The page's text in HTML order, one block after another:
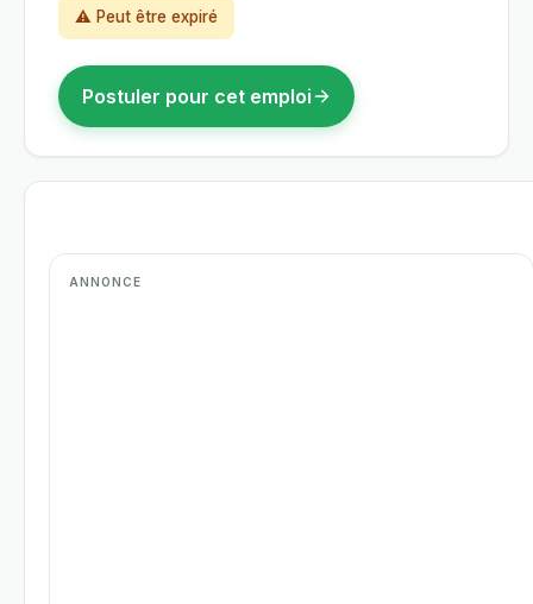
⚠ Peut être expiré
Postuler pour cet emploi